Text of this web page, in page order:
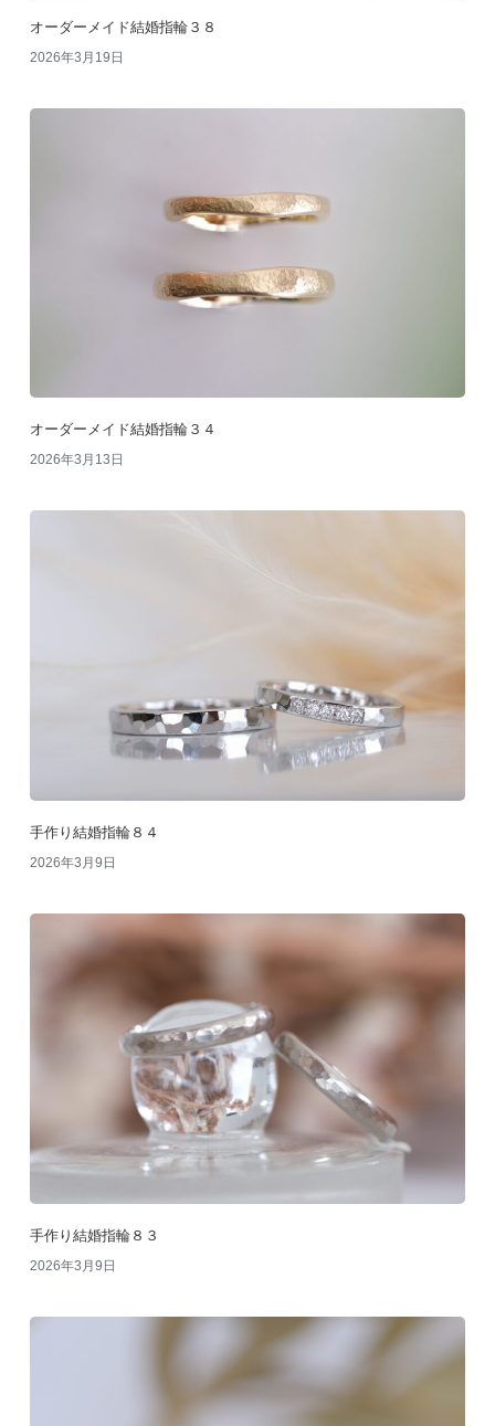
オーダーメイド結婚指輪３８
2026年3月19日
オーダーメイド結婚指輪３４
2026年3月13日
手作り結婚指輪８４
2026年3月9日
手作り結婚指輪８３
2026年3月9日